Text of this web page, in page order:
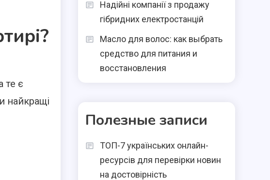
те є
найкращі
Надійні компанії з продажу
гібридних електростанцій
Масло для волос: как выбрать
средство для питания и
восстановления
Полезные записи
ТОП-7 українських онлайн-
ресурсів для перевірки новин
на достовірність